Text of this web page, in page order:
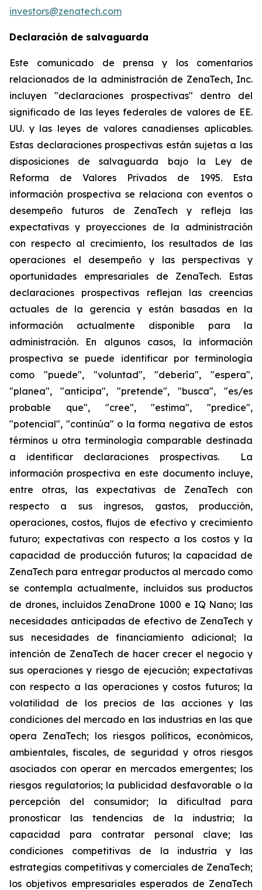
investors@zenatech.com
Declaración de salvaguarda
Este comunicado de prensa y los comentarios
relacionados de la administración de ZenaTech, Inc.
incluyen "declaraciones prospectivas" dentro del
significado de las leyes federales de valores de EE.
UU. y las leyes de valores canadienses aplicables.
Estas declaraciones prospectivas están sujetas a las
disposiciones de salvaguarda bajo la Ley de
Reforma de Valores Privados de 1995. Esta
información prospectiva se relaciona con eventos o
desempeño futuros de ZenaTech y refleja las
expectativas y proyecciones de la administración
con respecto al crecimiento, los resultados de las
operaciones el desempeño y las perspectivas y
oportunidades empresariales de ZenaTech. Estas
declaraciones prospectivas reflejan las creencias
actuales de la gerencia y están basadas en la
información actualmente disponible para la
administración. En algunos casos, la información
prospectiva se puede identificar por terminología
como "puede", "voluntad", "debería", "espera",
"planea", "anticipa", "pretende", "busca", "es/es
probable que", "cree", "estima", "predice",
"potencial", "continúa" o la forma negativa de estos
términos u otra terminología comparable destinada
a identificar declaraciones prospectivas. La
información prospectiva en este documento incluye,
entre otras, las expectativas de ZenaTech con
respecto a sus ingresos, gastos, producción,
operaciones, costos, flujos de efectivo y crecimiento
futuro; expectativas con respecto a los costos y la
capacidad de producción futuros; la capacidad de
ZenaTech para entregar productos al mercado como
se contempla actualmente, incluidos sus productos
de drones, incluidos ZenaDrone 1000 e IQ Nano; las
necesidades anticipadas de efectivo de ZenaTech y
sus necesidades de financiamiento adicional; la
intención de ZenaTech de hacer crecer el negocio y
sus operaciones y riesgo de ejecución; expectativas
con respecto a las operaciones y costos futuros; la
volatilidad de los precios de las acciones y las
condiciones del mercado en las industrias en las que
opera ZenaTech; los riesgos políticos, económicos,
ambientales, fiscales, de seguridad y otros riesgos
asociados con operar en mercados emergentes; los
riesgos regulatorios; la publicidad desfavorable o la
percepción del consumidor; la dificultad para
pronosticar las tendencias de la industria; la
capacidad para contratar personal clave; las
condiciones competitivas de la industria y las
estrategias competitivas y comerciales de ZenaTech;
los objetivos empresariales esperados de ZenaTech